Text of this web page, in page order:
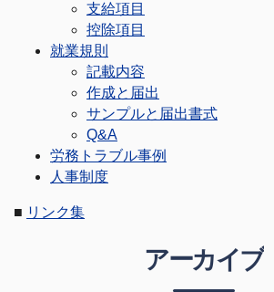
支給項目
控除項目
就業規則
記載内容
作成と届出
サンプルと届出書式
Q&A
労務トラブル事例
人事制度
■ リンク集
アーカイブ